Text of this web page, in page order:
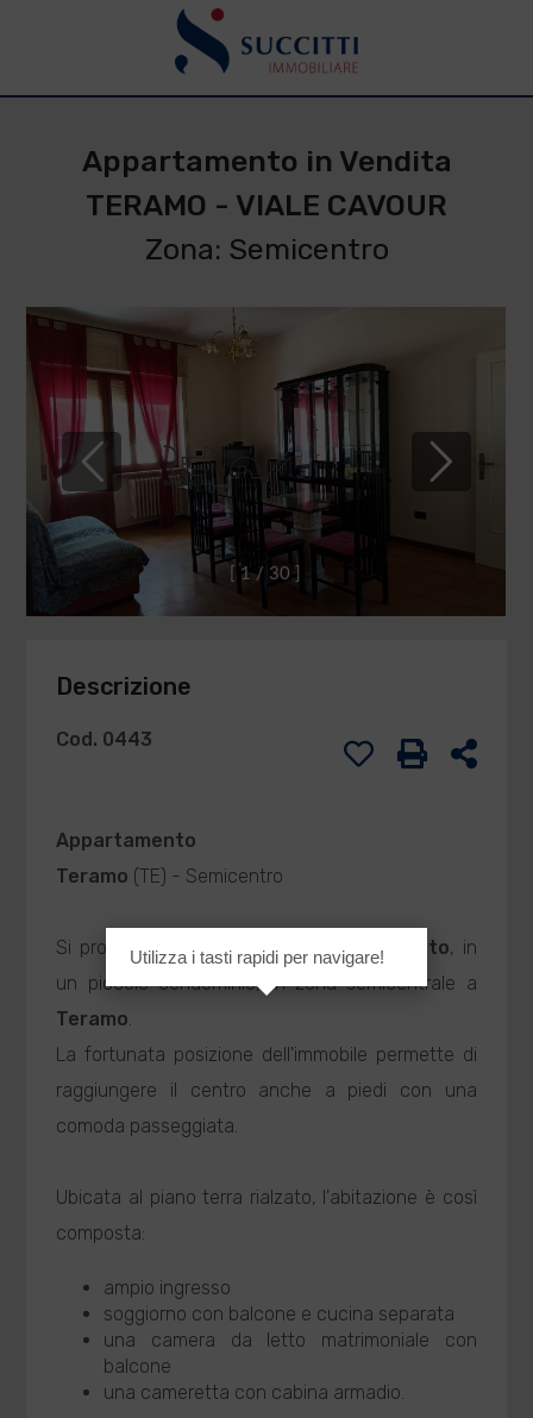
Appartamento in Vendita
TERAMO - VIALE CAVOUR
Zona: Semicentro
1 / 30
Descrizione
Cod. 0443
Appartamento
Teramo (TE) - Semicentro
Si propone la Vendita di un Appartamento, in
un piccolo condominio, in zona semicentrale a
Teramo.
La fortunata posizione dell'immobile permette di
raggiungere il centro anche a piedi con una
comoda passeggiata.
Ubicata al piano terra rialzato, l'abitazione è così
composta:
ampio ingresso
soggiorno con balcone e cucina separata
una camera da letto matrimoniale con
balcone
una cameretta con cabina armadio.
Utilizza i tasti rapidi per navigare!